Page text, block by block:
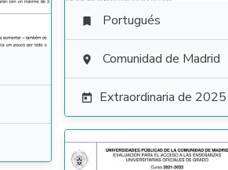
 Portugués
 Comunidad de Madrid
 Extraordinaria de 2025